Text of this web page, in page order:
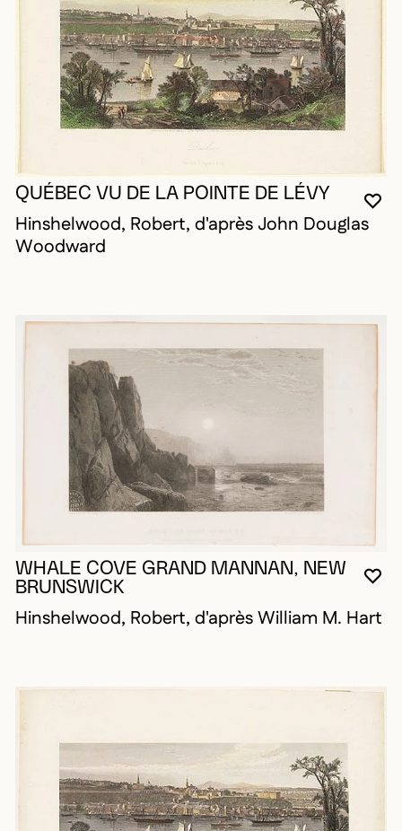
QUÉBEC VU DE LA POINTE DE LÉVY
Hinshelwood, Robert, d'après John Douglas
Woodward
WHALE COVE GRAND MANNAN, NEW
BRUNSWICK
Hinshelwood, Robert, d'après William M. Hart